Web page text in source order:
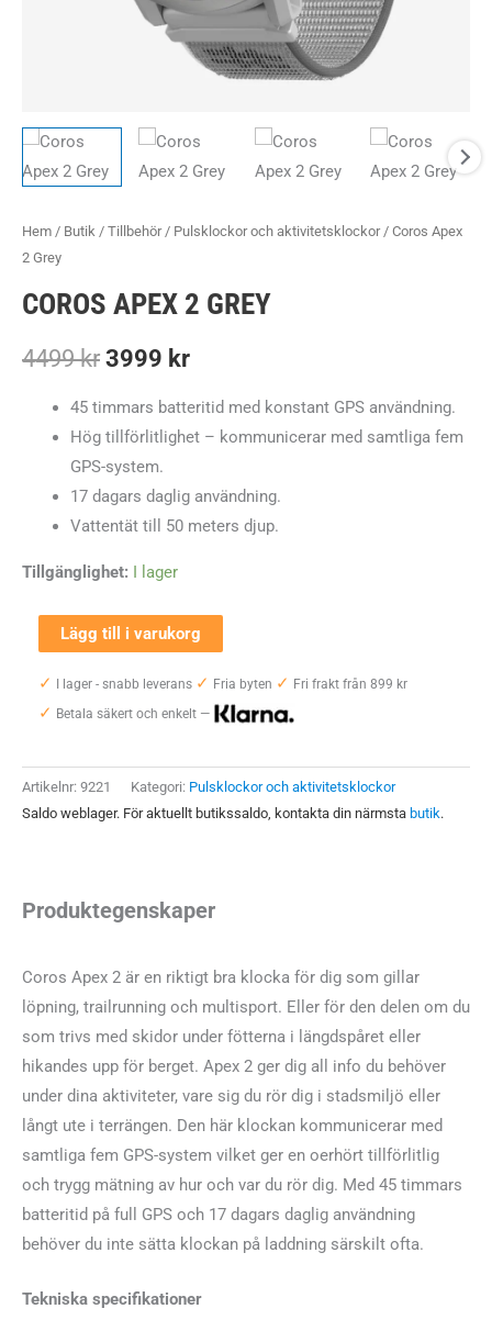
Hem / Butik / Tillbehör/ Pulsklockor och aktivitetsklockor/ Coros Apex
2 Grey
COROS APEX 2 GREY
4499kr Det
ursprungliga
priset
var:
4499 kr.
3999 krDet
nuvarande
priset
är:
3999 kr.
45 timmars batteritid med konstant GPS användning.
Hög tillförlitlighet – kommunicerar med samtliga fem
GPS-system.
17 dagars daglig användning.
Vattentät till 50 meters djup.
Tillgänglighet: I lager
Coros
Apex
Grey
Lägg till i varukorg
✓ I lager - snabb leverans ✓ Fria byten ✓ Fri frakt från 899 kr
✓ Betala säkert och enkelt —
Artikelnr: 9221 Kategori: Pulsklockor och aktivitetsklockor
Saldo weblager. För aktuellt butikssaldo, kontakta din närmsta butik.
Produktegenskaper
Coros Apex 2 är en riktigt bra klocka för dig som gillar
löpning, trailrunning och multisport. Eller för den delen om du
som trivs med skidor under fötterna i längdspåret eller
hikandes upp för berget. Apex 2 ger dig all info du behöver
under dina aktiviteter, vare sig du rör dig i stadsmiljö eller
långt ute i terrängen. Den här klockan kommunicerar med
samtliga fem GPS-system vilket ger en oerhört tillförlitlig
och trygg mätning av hur och var du rör dig. Med 45 timmars
batteritid på full GPS och 17 dagars daglig användning
behöver du inte sätta klockan på laddning särskilt ofta.
Tekniska specifikationer